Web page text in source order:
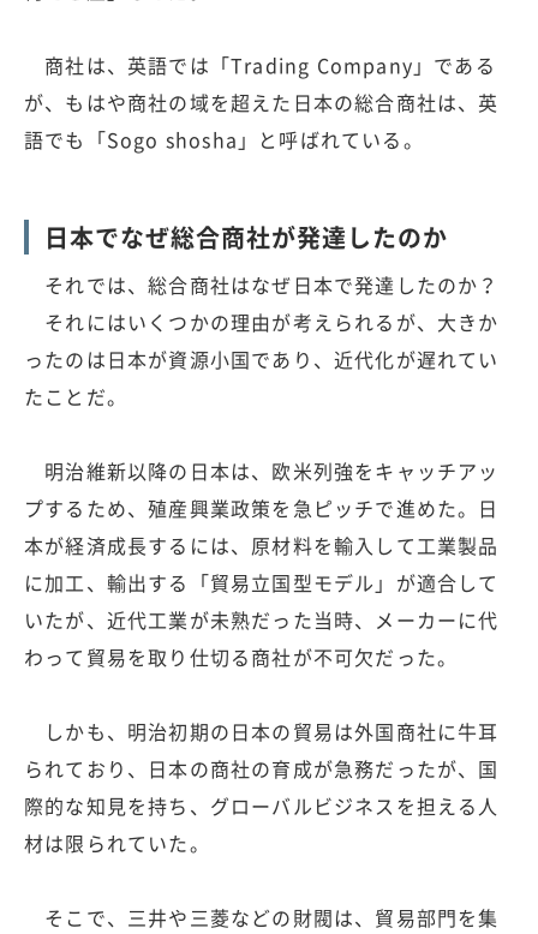
商社は、英語では「Trading Company」である
が、もはや商社の域を超えた日本の総合商社は、英
語でも「Sogo shosha」と呼ばれている。
日本でなぜ総合商社が発達したのか
それでは、総合商社はなぜ日本で発達したのか？
それにはいくつかの理由が考えられるが、大きか
ったのは日本が資源小国であり、近代化が遅れてい
たことだ。
明治維新以降の日本は、欧米列強をキャッチアッ
プするため、殖産興業政策を急ピッチで進めた。日
本が経済成長するには、原材料を輸入して工業製品
に加工、輸出する「貿易立国型モデル」が適合して
いたが、近代工業が未熟だった当時、メーカーに代
わって貿易を取り仕切る商社が不可欠だった。
しかも、明治初期の日本の貿易は外国商社に牛耳
られており、日本の商社の育成が急務だったが、国
際的な知見を持ち、グローバルビジネスを担える人
材は限られていた。
そこで、三井や三菱などの財閥は、貿易部門を集